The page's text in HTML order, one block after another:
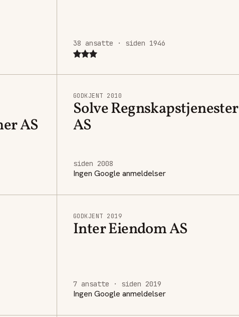
38 ansatte · siden 1946
AS
GODKJENT 2010
Solve Regnskapstjenester
AS
siden 2008
Ingen Google anmeldelser
GODKJENT 2019
Inter Eiendom AS
7 ansatte · siden 2019
Ingen Google anmeldelser